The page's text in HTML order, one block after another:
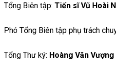
Tổng Biên tập: Tiến sĩ Vũ Hoài
Phó Tổng Biên tập phụ trách
Tổng Thư ký: Hoàng Văn Vượng